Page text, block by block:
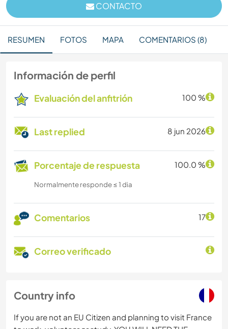
CONTACTO
RESUMEN FOTOS MAPA COMENTARIOS (8)
Información de perfil
Evaluación del anfitrión 100 %
Last replied 8 jun 2026
Porcentaje de respuesta 100.0 %
Normalmente responde ≤ 1 dia
Comentarios 17
Correo verificado
Country info
If you are not an EU Citizen and planning to visit France